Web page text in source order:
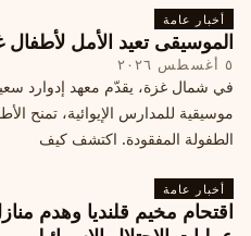
أخبار عامة
الموسيقى تعيد الأمل
٥ أغسطس ٢٠٢٦
في شمال غزة، يقدّم معهد إدوارد
موسيقية للمدارس الإيوائية، تمنح
الطفولة المفقودة. اكتشف كيف
أخبار عامة
اقتحام مخيم قلنديا وهدم